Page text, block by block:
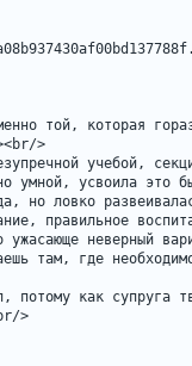
той, которая
>
учебой,
умной, усвоила это
но ловко
правильное
неверный
там, где
как супруга
>